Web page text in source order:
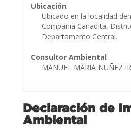
Ubicación
Ubicado en la localidad
Compañia Cañadita,
Departamento Central.
Consultor Ambiental
MANUEL MARIA NUÑEZ
Declaración de
Ambiental